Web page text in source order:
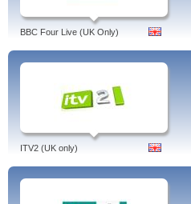
BBC Four Live (UK Only)
ITV2 (UK only)